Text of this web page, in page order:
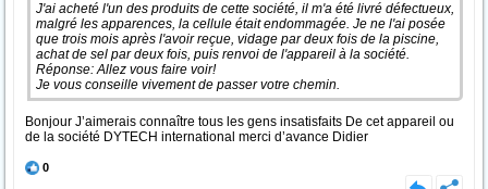
J'ai acheté l'un des produits de cette société, il m'a été livré défectueux,
malgré les apparences, la cellule était endommagée. Je ne l'ai posée
que trois mois après l'avoir reçue, vidage par deux fois de la piscine,
achat de sel par deux fois, puis renvoi de l'appareil à la société.
Réponse: Allez vous faire voir!
Je vous conseille vivement de passer votre chemin.
Bonjour J’aimerais connaître tous les gens insatisfaits De cet appareil ou
de la société DYTECH international merci d’avance Didier
0